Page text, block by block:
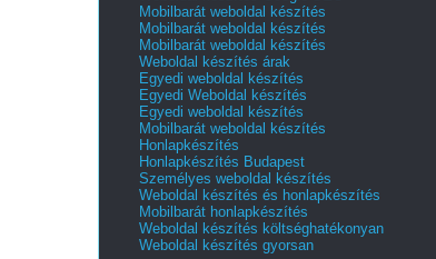
Mobilbarát weboldal készítés
Mobilbarát weboldal készítés
Mobilbarát weboldal készítés
Weboldal készítés árak
Egyedi weboldal készítés
Egyedi Weboldal készítés
Egyedi weboldal készítés
Mobilbarát weboldal készítés
Honlapkészítés
Honlapkészítés Budapest
Személyes weboldal készítés
Weboldal készítés és honlapkészítés
Mobilbarát honlapkészítés
Weboldal készítés költséghatékonyan
Weboldal készítés gyorsan